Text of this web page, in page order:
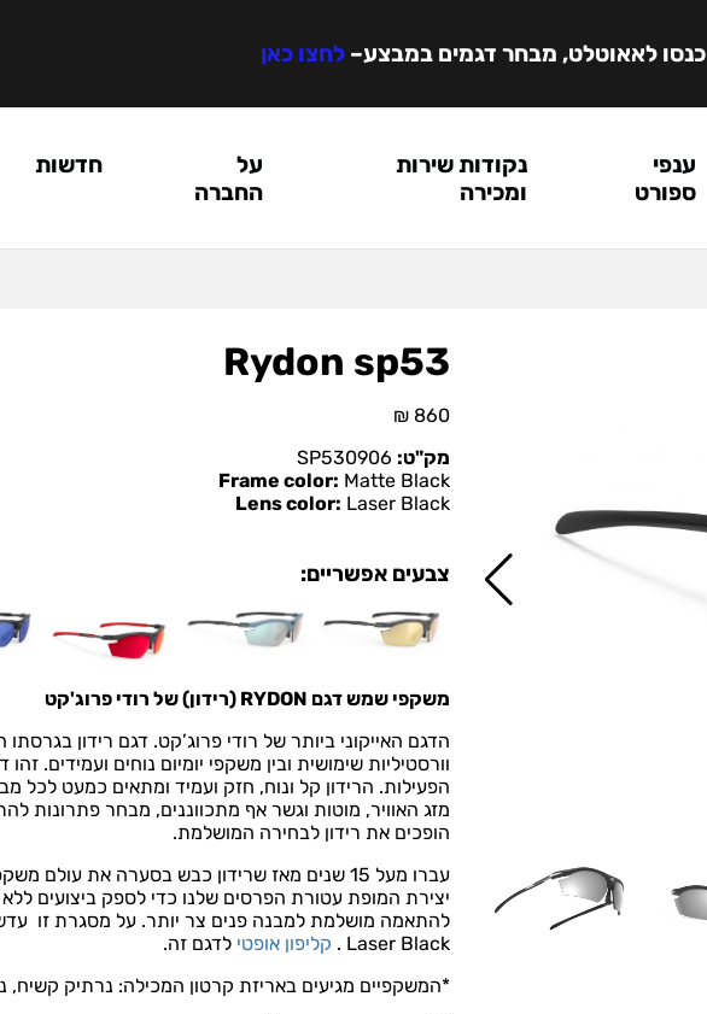
כנסו לאאוטלט, מבחר דגמים במבצע–לחצו כאן
ענפי
ספורט
נקודות שירות
ומכירה
על
החברה
חדשות
Rydon sp53
₪ 860
מק"ט:
Frame color: Matte Black
Lens color: Laser Black
צבעים אפשריים:
משקפי שמש דגם RYDON (רידון) של רודי פרוג'קט
הדגם האייקוני ביותר של רודי פרוג’קט. דגם רידון
וורסטיליות שימושית ובין משקפי יומיום נוחים ועמידים.
הפעילות. הרידון קל ונוח, חזק ועמיד ומתאים כמעט לכל
מזג האוויר, מוטות וגשר אף מתכווננים, מבחר פתרונות
הופכים את רידון לבחירה המושלמת.
להתאמה מושלמת למבנה פנים צר יותר. על מסגרת זו
Laser Black .
קליפון אופטי לדגם זה.
*המשקפיים מגיעים באריזת קרטון המכילה: נרתיק קשיח,